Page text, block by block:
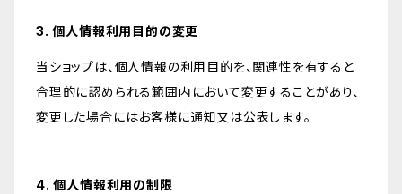
3. 個人情報利用目的の変更
当ショップは、個人情報の利用目的を、関連性を有すると
合理的に認められる範囲内において変更することがあり、
変更した場合にはお客様に通知又は公表します。
4. 個人情報利用の制限